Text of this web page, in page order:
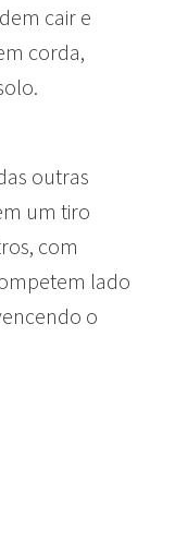
cair e
corda,
outras
um tiro
com
lado
o